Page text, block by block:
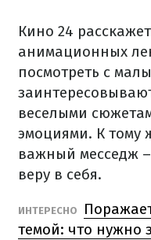
Кино 24
анимационных
посмотреть с
веселыми
эмоциями. К тому
важный месседж
веру в себя.
ИНТЕРЕСНО
темой: что нужно